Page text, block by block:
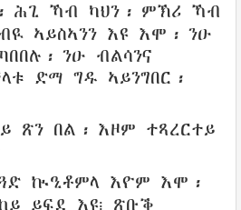
ሕጊ ኻብ ካህን ፡ ምኽሪ ኻብ
ኣይስኣንን እዩ እሞ፡ ንዑ
፡ ንዑ ብልሳንና
ድማ ግዱ ኣይንግበር ፡
ጽን በል፡ እዞም ተጻረርተይ
ኲዒቶምላ እዮም እሞ፡
ይፍደ እዩ፧ ጽቡቕ